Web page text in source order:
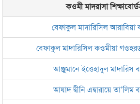
কওমী মাদরাসা
বেফাকুল মাদারিসিল আরাবিয়া
বেফাকুল মাদারিসিল কওমীয়া
আঞ্জুমানে ইত্তেহাদুল মাদারিস
আযাদ দ্বীনি এদ্বারায়ে তা’লিম